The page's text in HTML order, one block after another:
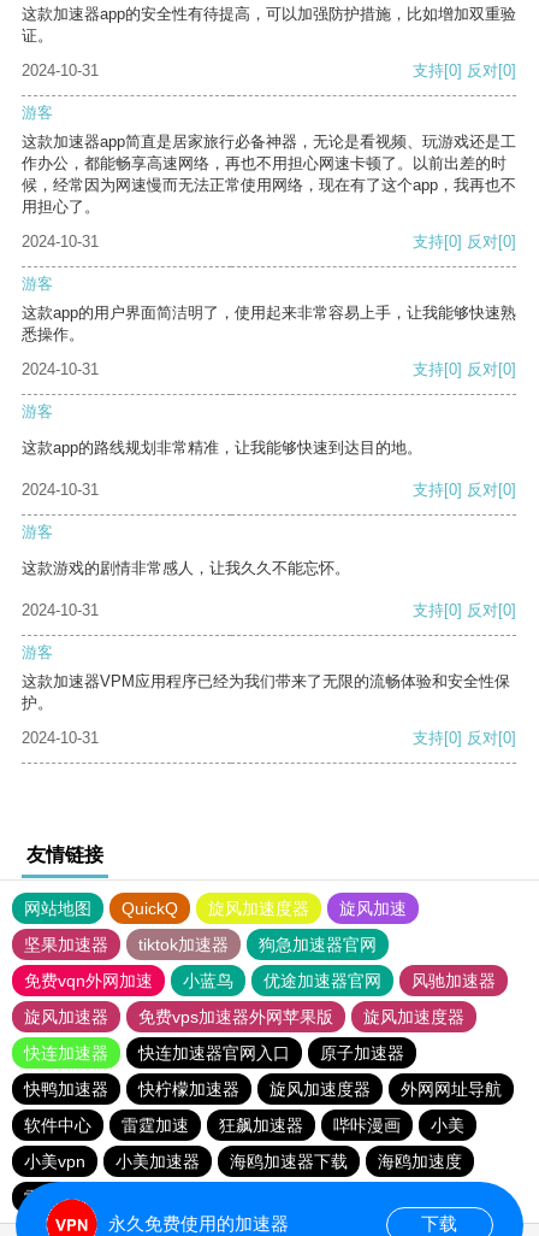
这款加速器app的安全性有待提高，可以加强防护措施，比如增加双重验
证。
2024-10-31
支持[0] 反对[0]
游客
这款加速器app简直是居家旅行必备神器，无论是看视频、玩游戏还是工
作办公，都能畅享高速网络，再也不用担心网速卡顿了。以前出差的时
候，经常因为网速慢而无法正常使用网络，现在有了这个app，我再也不
用担心了。
2024-10-31
支持[0] 反对[0]
游客
这款app的用户界面简洁明了，使用起来非常容易上手，让我能够快速熟
悉操作。
2024-10-31
支持[0] 反对[0]
游客
这款app的路线规划非常精准，让我能够快速到达目的地。
2024-10-31 支持[0] 反对[0]
游客
这款游戏的剧情非常感人，让我久久不能忘怀。
2024-10-31 支持[0] 反对[0]
游客
这款加速器VPM应用程序已经为我们带来了无限的流畅体验和安全性保
护。
2024-10-31
支持[0] 反对[0]
友情链接
网站地图 QuickQ 旋风加速度器
旋风加速
坚果加速器
tiktok加速器
狗急加速器官网
免费vqn外网加速
小蓝鸟 优途加速器官网
风驰加速器
旋风加速器
免费vps加速器外网苹果版
旋风加速度器
快连加速器
快连加速器官网入口
原子加速器
快鸭加速器
快柠檬加速器 旋风加速度器
外网网址导航
软件中心
雷霆加速 狂飙加速器 哔咔漫画
小美
小美vpn
小美加速器 海鸥加速器下载
海鸥加速度
雷霆加速下载
永久免费使用的加速器 下载